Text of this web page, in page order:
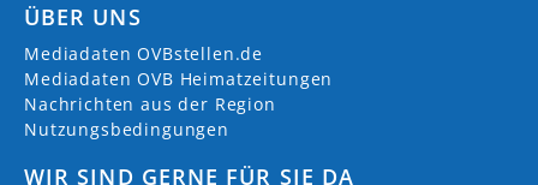
ÜBER UNS
Mediadaten OVBstellen.de
Mediadaten OVB Heimatzeitungen
Nachrichten aus der Region
Nutzungsbedingungen
WIR SIND GERNE FÜR SIE DA